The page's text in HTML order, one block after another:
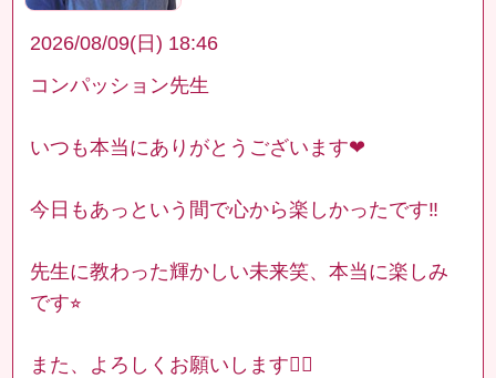
2026/08/09(日) 18:46
コンパッション先生
いつも本当にありがとうございます❤︎
今日もあっという間で心から楽しかったです‼︎
先生に教わった輝かしい未来笑、本当に楽しみ
です⭐︎
また、よろしくお願いします🙇‍♀️